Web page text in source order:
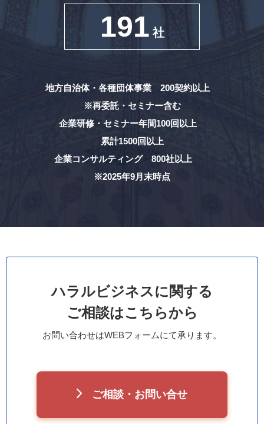
191 社
地方自治体・各種団体事業 200契約以上
※再委託・セミナー含む
企業研修・セミナー年間100回以上
累計1500回以上
企業コンサルティング 800社以上
※2025年9月末時点
ハラルビジネスに関する
ご相談はこちらから
お問い合わせはWEBフォームにて承ります。
ご相談・お問い合せ